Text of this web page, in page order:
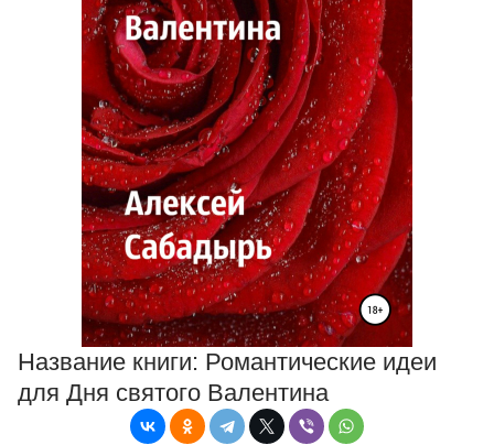
Название книги: Романтические идеи
для Дня святого Валентина